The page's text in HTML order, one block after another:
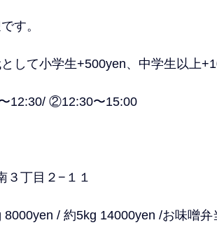
す。
して小学生+500yen、中学生以上
12:30/ ②12:30〜15:00
３丁目２−１１
/ 約5kg 14000yen /お味噌弁